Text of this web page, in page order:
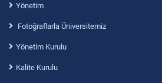
Yönetim
Fotoğraflarla Üniversitemiz
Yönetim Kurulu
Kalite Kurulu